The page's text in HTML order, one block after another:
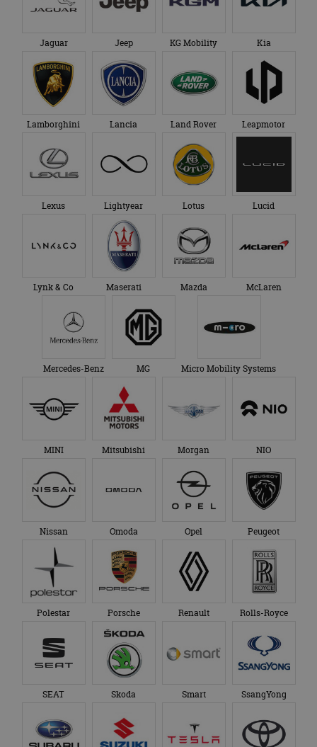
Jaguar Jeep KG Mobility Kia
Lamborghini Lancia Land Rover Leapmotor
Lexus Lightyear Lotus Lucid
Lynk & Co Maserati Mazda McLaren
Mercedes-Benz MG Micro Mobility Systems
MINI Mitsubishi Morgan NIO
Nissan Omoda Opel Peugeot
Polestar Porsche Renault Rolls-Royce
SEAT Skoda Smart SsangYong